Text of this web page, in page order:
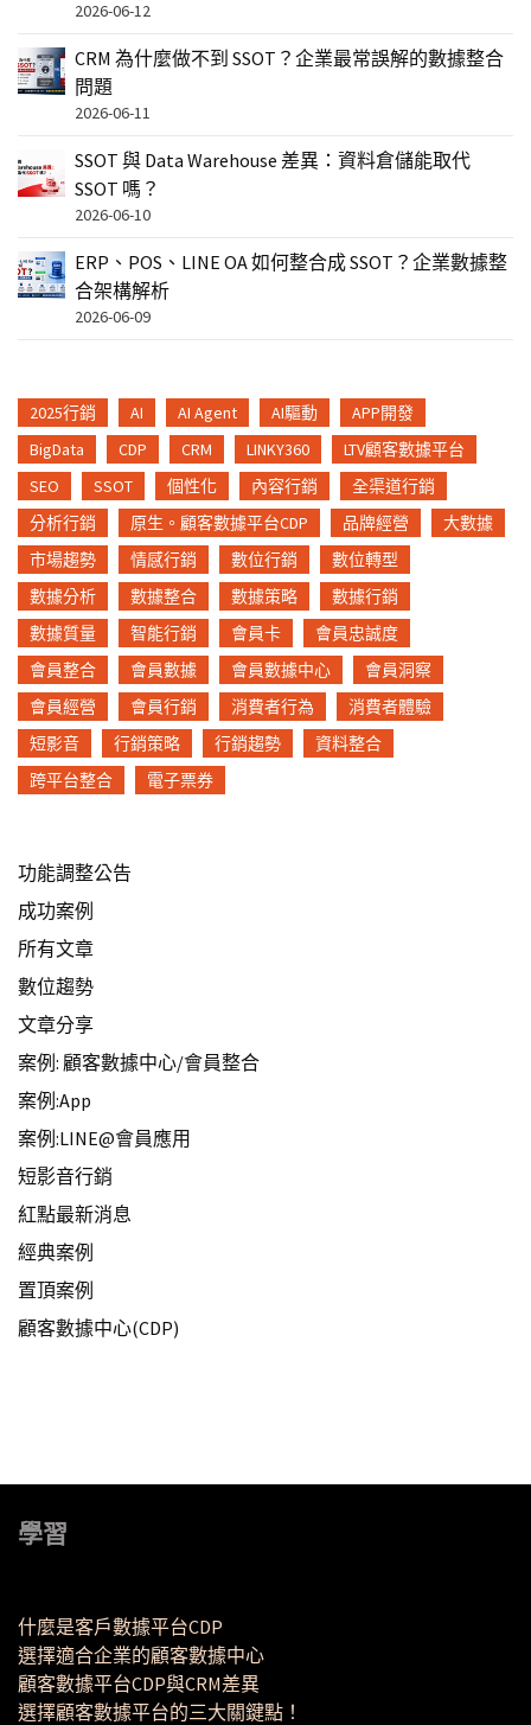
2026-06-12
CRM 為什麼做不到 SSOT？企業最常誤解的數據整合
問題
2026-06-11
SSOT 與 Data Warehouse 差異：資料倉儲能取代
SSOT 嗎？
2026-06-10
ERP、POS、LINE OA 如何整合成 SSOT？企業數據整
合架構解析
2026-06-09
2025行銷 AI AI Agent AI驅動
APP開發
BigData
CDP CRM LINKY360
LTV顧客數據平台
SEO
SSOT 個性化 內容行銷
全渠道行銷
分析行銷
原生。顧客數據平台CDP 品牌經營
大數據
市場趨勢
情感行銷 數位行銷
數位轉型
數據分析
數據整合 數據策略
數據行銷
數據質量
智能行銷 會員卡
會員忠誠度
會員整合
會員數據 會員數據中心
會員洞察
會員經營
會員行銷 消費者行為
消費者體驗
短影音
行銷策略 行銷趨勢
資料整合
跨平台整合
電子票券
功能調整公告
成功案例
所有文章
數位趨勢
文章分享
案例: 顧客數據中心/會員整合
案例:App
案例:LINE@會員應用
短影音行銷
紅點最新消息
經典案例
置頂案例
顧客數據中心(CDP)
學習
什麼是客戶數據平台CDP
選擇適合企業的顧客數據中心
顧客數據平台CDP與CRM差異
選擇顧客數據平台的三大關鍵點！